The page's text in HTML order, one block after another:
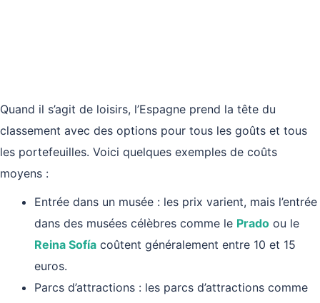
Quand il s’agit de loisirs, l’Espagne prend la tête du
classement avec des options pour tous les goûts et tous
les portefeuilles. Voici quelques exemples de coûts
moyens :
Entrée dans un musée : les prix varient, mais l’entrée
dans des musées célèbres comme le Prado ou le
Reina Sofía coûtent généralement entre 10 et 15
euros.
Parcs d’attractions : les parcs d’attractions comme